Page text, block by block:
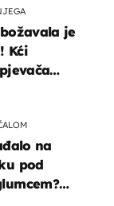
je
Kći
na
pod